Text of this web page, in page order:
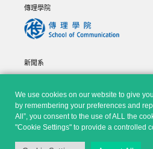
We use cookies on our website to give
by remembering your preferences and
All”, you consent to the use of ALL the
"Cookie Settings" to provide a controlled
傳理學院
新聞系